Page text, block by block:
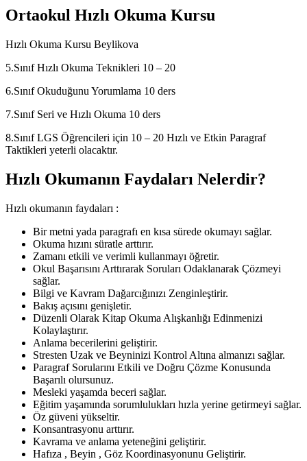
Ortaokul Hızlı Okuma Kursu
Hızlı Okuma Kursu Beylikova
5.Sınıf Hızlı Okuma Teknikleri 10 – 20
6.Sınıf Okuduğunu Yorumlama 10 ders
7.Sınıf Seri ve Hızlı Okuma 10 ders
8.Sınıf LGS Öğrencileri için 10 – 20 Hızlı ve Etkin Paragraf
Taktikleri yeterli olacaktır.
Hızlı Okumanın Faydaları Nelerdir?
Hızlı okumanın faydaları :
Bir metni yada paragrafı en kısa sürede okumayı sağlar.
Okuma hızını süratle arttırır.
Zamanı etkili ve verimli kullanmayı öğretir.
Okul Başarısını Arttırarak Soruları Odaklanarak Çözmeyi
sağlar.
Bilgi ve Kavram Dağarcığınızı Zenginleştirir.
Bakış açısını genişletir.
Düzenli Olarak Kitap Okuma Alışkanlığı Edinmenizi
Kolaylaştırır.
Anlama becerilerini geliştirir.
Stresten Uzak ve Beyninizi Kontrol Altına almanızı sağlar.
Paragraf Sorularını Etkili ve Doğru Çözme Konusunda
Başarılı olursunuz.
Mesleki yaşamda beceri sağlar.
Eğitim yaşamında sorumlulukları hızla yerine getirmeyi sağlar.
Öz güveni yükseltir.
Konsantrasyonu arttırır.
Kavrama ve anlama yeteneğini geliştirir.
Hafıza , Beyin , Göz Koordinasyonunu Geliştirir.